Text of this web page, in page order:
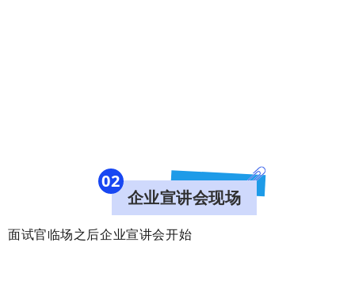
02
企业宣讲会现场
面试官临场之后企业宣讲会开始